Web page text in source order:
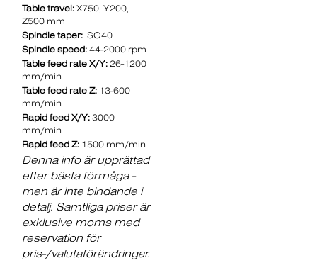
Table travel: X750, Y200,
Z500 mm
Spindle taper: ISO40
Spindle speed: 44-2000 rpm
Table feed rate X/Y: 26-1200
mm/min
Table feed rate Z: 13-600
mm/min
Rapid feed X/Y: 3000
mm/min
Rapid feed Z: 1500 mm/min
Denna info är upprättad
efter bästa förmåga -
men är inte bindande i
detalj. Samtliga priser är
exklusive moms med
reservation för
pris-/valutaförändringar.